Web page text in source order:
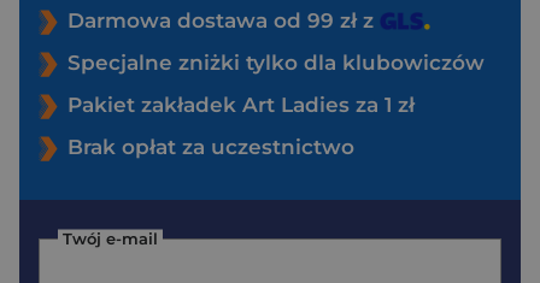
Darmowa dostawa od 99 zł z
Specjalne zniżki tylko dla klubowiczów
Pakiet zakładek Art Ladies za 1 zł
Brak opłat za uczestnictwo
Twój e-mail